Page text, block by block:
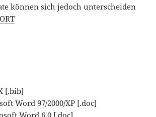
können sich jedoch unterscheiden
[.bib]
Word 97/2000/XP [.doc]
Word 6.0 [.doc]